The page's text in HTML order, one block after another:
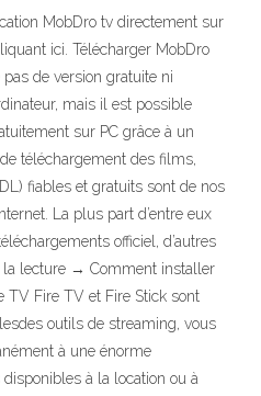
MobDro tv directement sur
ici. Télécharger MobDro
pas de version gratuite ni
mais il est possible
sur PC grâce à un
téléchargement des films,
fiables et gratuits sont de nos
La plus part d’entre eux
officiel, d’autres
la lecture → Comment installer
TV Fire TV et Fire Stick sont
outils de streaming, vous
à une énorme
à la location ou à